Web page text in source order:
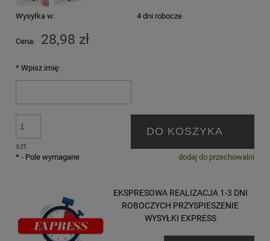
Wysyłka w: 4 dni robocze
Cena: 28,98 zł
* Wpisz imię:
szt.
DO KOSZYKA
dodaj do przechowalni
* - Pole wymagane
EKSPRESOWA REALIZACJA 1-3 DNI
ROBOCZYCH PRZYSPIESZENIE
WYSYŁKI EXPRESS